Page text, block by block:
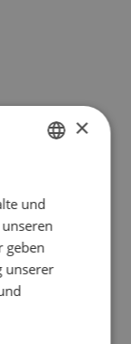
du
eine
Punkte
das
sind nur
DANISH
×
und
geben
unserer